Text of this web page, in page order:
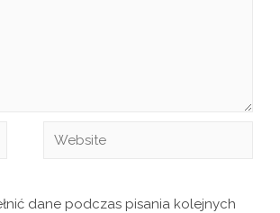
dane podczas pisania kolejnych